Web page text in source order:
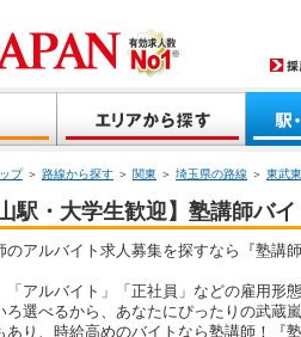
プ＞ 路線から探す ＞ 関東 ＞ 埼玉県の路線 ＞ 東武
山駅・大学生歓迎】塾講師バ
のアルバイト求人募集を探すなら『塾講
「アルバイト」「正社員」などの雇用形
ろ選べるから、あなたにぴったりの武蔵
あり、時給高めのバイトなら塾講師！『